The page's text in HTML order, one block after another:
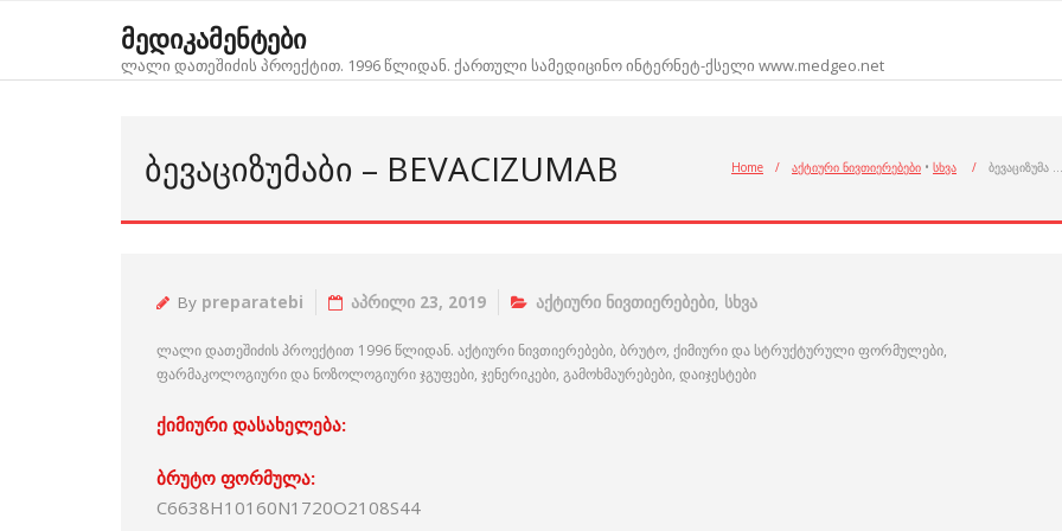
მედიკამენტები
ლალი დათეშიძის პროექტით. 1996 წლიდან. ქართული სამედიცინო ინტერნეტ-ქსელი www.medgeo.net
ᲑᲔᲕᲐᲪᲘᲖᲣᲛᲐᲑᲘ – BEVACIZUMAB Home / აქტიური ნივთიერებები • სხვა / ბევაციზუმა …
By preparatebi აპრილი 23, 2019 აქტიური ნივთიერებები, სხვა
ლალი დათეშიძის პროექტით 1996 წლიდან. აქტიური ნივთიერებები, ბრუტო, ქიმიური და სტრუქტურული ფორმულები,
ფარმაკოლოგიური და ნოზოლოგიური ჯგუფები, ჯენერიკები, გამოხმაურებები, დაიჯესტები
ქიმიური დასახელება:
ბრუტო ფორმულა:
C6638H10160N1720O2108S44